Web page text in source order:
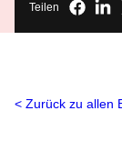
Teilen
Zurück zu allen